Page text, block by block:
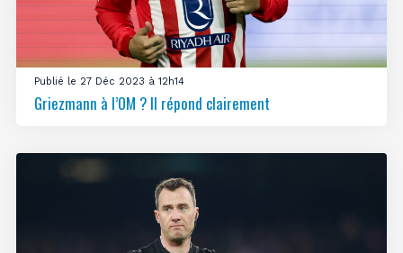
Publié le 27 Déc 2023 à 12h14
Griezmann à l’OM ? Il répond clairement